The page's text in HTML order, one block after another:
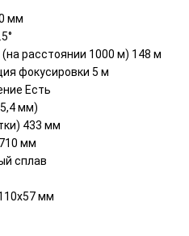
мм
расстоянии 1000 м) 148 м
фокусировки 5 м
Есть
мм)
433 мм
мм
сплав
мм